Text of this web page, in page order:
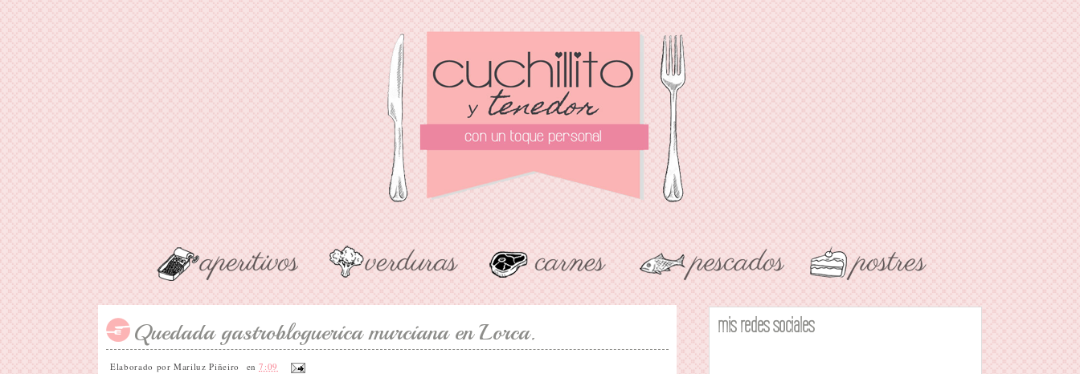
Quedada gastrobloguerica murciana en Lorca.
Elaborado porMariluz Piñeiro en7:09
mis redes sociales